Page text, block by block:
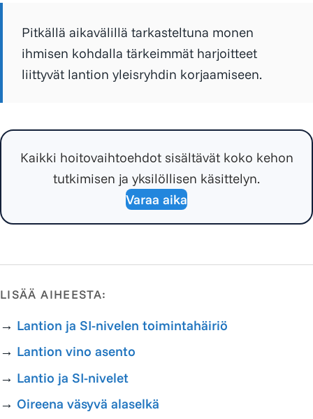
Pitkällä aikavälillä tarkasteltuna monen
ihmisen kohdalla tärkeimmät harjoitteet
liittyvät lantion yleisryhdin korjaamiseen.
Kaikki hoitovaihtoehdot sisältävät koko kehon
tutkimisen ja yksilöllisen käsittelyn.
Varaa aika
LISÄÄ AIHEESTA:
→ Lantion ja SI-nivelen toimintahäiriö
→ Lantion vino asento
→ Lantio ja SI-nivelet
→ Oireena väsyvä alaselkä